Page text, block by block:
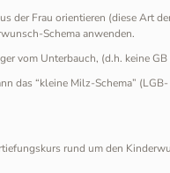
der Frau orientieren (diese Art
Schema anwenden.
vom Unterbauch, (d.h. keine
das “kleine Milz-Schema”
rund um den